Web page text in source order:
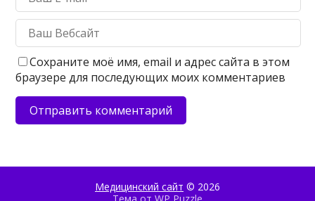
Сохраните моё имя, email и адрес сайта в этом
браузере для последующих моих комментариев
Медицинский сайт © 2026